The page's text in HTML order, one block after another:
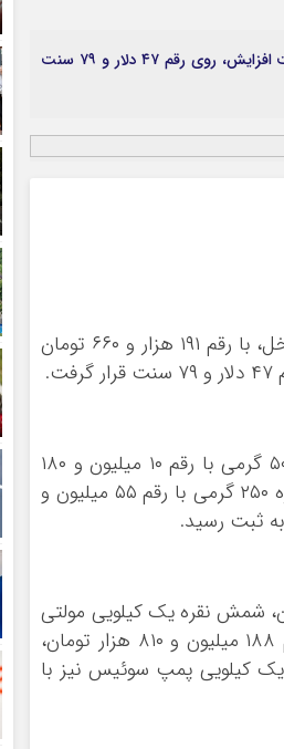
قیمت نقره امروز چهارشنبه ۱۴ آبان ۱۴۰۴ با افزایش روبرو شد. قیمت اونس جهانی نقره با ۵۹ سنت افزایش،‌ روی رقم ۴۷ دلار و ۷۹ سنت
قیمت نقره امروز چهارشنبه ۱۴ آبان ۱۴۰۴ با هزار و ۶۸۰ تومان افزایش در بازار داخل، با رقم ۱۹۱ هزار و ۶۶۰ تومان
قیمت شمش نقره یک اونسی با رقم ۶ میلیون و ۳۳۰ هزار تومان، شمش نقره ۵۰ گرمی با رقم ۱۰ میلیون و ۱۸۰
هزار تومان، ‌شمش نقره ۱۰۰ گرمی با رقم ۲۰ میلیون و ۳۰۰ هزار تومان، شمش نقره ۲۵۰ گرمی با رقم ۵۵ میلیون و
ترکیه با رقم ۱۸۷ میلیون و ۳۲۰ هزار تومان،‌ شمش نقره یک کیلویی مولتی
برند با رقم ۱۸۶ میلیون و ۹۵۰ هزار تومان، شمش نقره یک کیلویی ایرانی با رقم ۱۸۸ میلیون و ۸۱۰ هزار تومان،
هزار تومان و شمش نقره یک کیلویی پمپ سوئیس نیز با